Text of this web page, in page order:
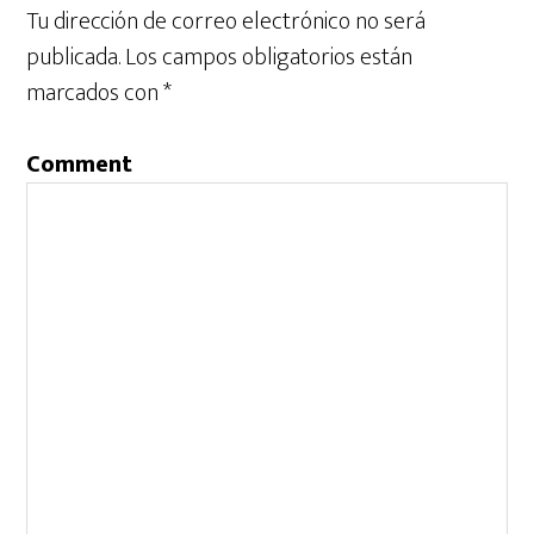
Tu dirección de correo electrónico no será
publicada.Los campos obligatorios están
marcados con*
Comment